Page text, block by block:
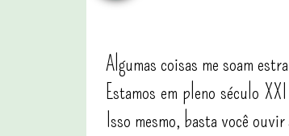
Algumas coisas me soam
Estamos em pleno século
Isso mesmo, basta você